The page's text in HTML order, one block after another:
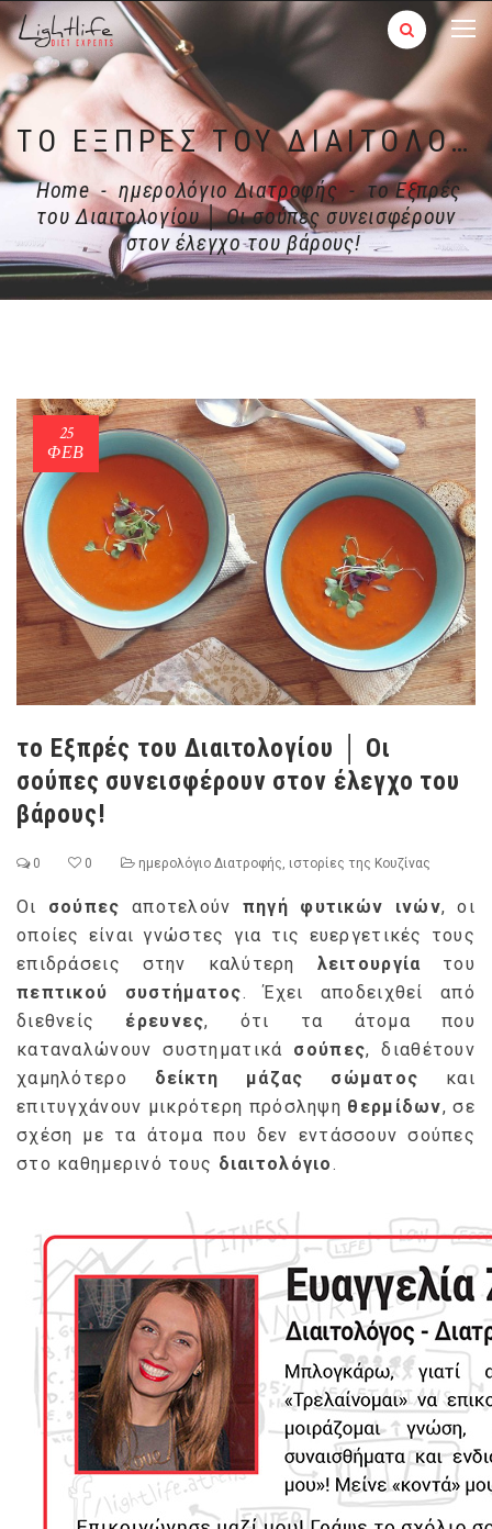
ΤΟ ΕΞΠΡΈΣ ΤΟΥ ΔΙΑΙΤΟΛΟΓΊΟΥ │ ΟΙ ΣΟΎΠΕΣ ΣΥΝΕΙΣΦΈΡΟΥΝ ΣΤΟΝ ΈΛΕΓΧΟ ΤΟΥ ΒΆΡΟΥΣ!
Home - ημερολόγιο Διατροφής - το Εξπρές
του Διαιτολογίου │ Οι σούπες συνεισφέρουν
στον έλεγχο του βάρους!
25
ΦΕΒ
το Εξπρές του Διαιτολογίου │ Οι
σούπες συνεισφέρουν στον έλεγχο του
βάρους!
0 0 ημερολόγιο Διατροφής ιστορίες της Κουζίνας
Οι σούπες αποτελούν πηγή φυτικών ινών, οι
οποίες είναι γνώστες για τις ευεργετικές τους
επιδράσεις στην καλύτερη λειτουργία του
πεπτικού συστήματος. Έχει αποδειχθεί από
διεθνείς έρευνες, ότι τα άτομα που
καταναλώνουν συστηματικά σούπες, διαθέτουν
χαμηλότερο δείκτη μάζας σώματος και
επιτυγχάνουν μικρότερη πρόσληψη θερμίδων, σε
σχέση με τα άτομα που δεν εντάσσουν σούπες
στο καθημερινό τους διαιτολόγιο .